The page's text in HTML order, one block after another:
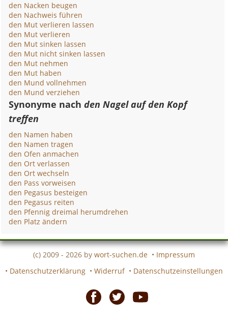
den Nacken beugen
den Nachweis führen
den Mut verlieren lassen
den Mut verlieren
den Mut sinken lassen
den Mut nicht sinken lassen
den Mut nehmen
den Mut haben
den Mund vollnehmen
den Mund verziehen
Synonyme nachden Nagel auf den Kopf
treffen
den Namen haben
den Namen tragen
den Ofen anmachen
den Ort verlassen
den Ort wechseln
den Pass vorweisen
den Pegasus besteigen
den Pegasus reiten
den Pfennig dreimal herumdrehen
den Platz ändern
(c) 2009 - 2026 by wort-suchen.de • Impressum
• Datenschutzerklärung • Widerruf • Datenschutzeinstellungen